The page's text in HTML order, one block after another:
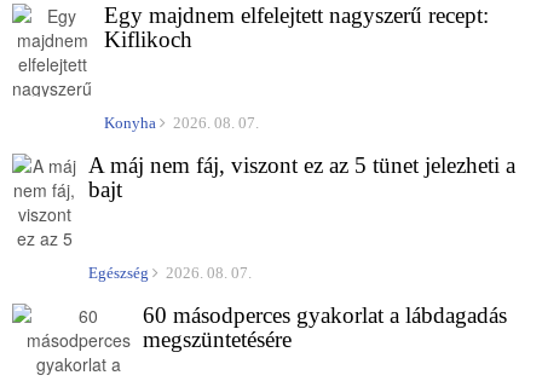
Egy majdnem elfelejtett nagyszerű recept:
Kiflikoch
Konyha 2026. 08. 07.
A máj nem fáj, viszont ez az 5 tünet jelezheti a
bajt
Egészség 2026. 08. 07.
60 másodperces gyakorlat a lábdagadás
megszüntetésére